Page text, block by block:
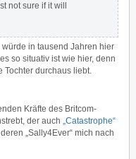
not sure if it will
in tausend Jahren hier
so situativ ist wie hier, denn
Tochter durchaus liebt.
Kräfte des Britcom-
der auch „Catastrophe“
„Sally4Ever“ mich nach